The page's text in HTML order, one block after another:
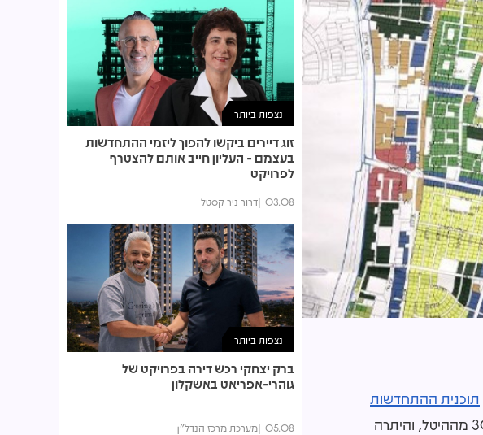
תוכנית ההתחדשות
(ח/619) חושפת פרקטיקה מוזרה וחסרת תקדים: המוכר ישלם כעת 30% מההיטל, והיתרה
נצפות ביותר
זוג דיירים ביקשו להפוך ליזמי ההתחדשות
בעצמם - העליון חייב אותם להצטרף
לפרויקט
03.08 דרור ניר קסטל
נצפות ביותר
ברק יצחקי רכש דירה בפרויקט של
גוהרי-אפריאט באשקלון
05.08 מערכת מרכז הנדל"ן